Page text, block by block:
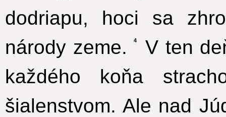
dodriapu, hoci sa
národy zeme.
4
V ten
každého koňa
šialenstvom. Ale nad